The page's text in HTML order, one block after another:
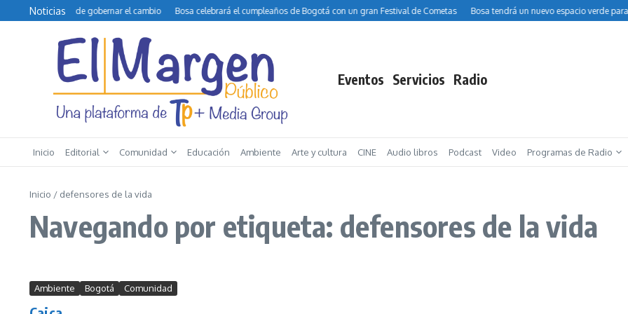
Saltar al contenido
Noticias
y la difícil tarea de gobernar el cambio Bosa celebrará el cumpleaños de Bogotá con un gran Festival de Cometas Bosa tendrá un nuevo espacio verde para
Eventos Servicios Radio
Inicio Editorial Comunidad Educación Ambiente Arte y cultura CINE Audio libros Podcast Video Programas de Radio
Inicio / defensores de la vida
Navegando por etiqueta: defensores de la vida
Ambiente Bogotá Comunidad